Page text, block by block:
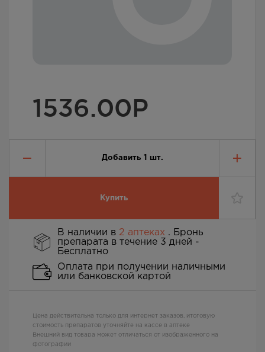
1536.00Р
Добавить 1 шт.
Купить
В наличии в 2 аптеках . Бронь
препарата в течение 3 дней -
Бесплатно
Оплата при получении наличными
или банковской картой
Цена действительна только для интернет заказов, итоговую
стоимость препаратов уточняйте на кассе в аптеке
Внешний вид товара может отличаться от изображенного на
фотографии